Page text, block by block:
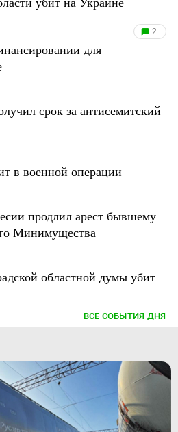
2
для
срок за антисемитский
в военной операции
продлил арест бывшему
Минимущества
областной думы убит
ВСЕ СОБЫТИЯ ДНЯ